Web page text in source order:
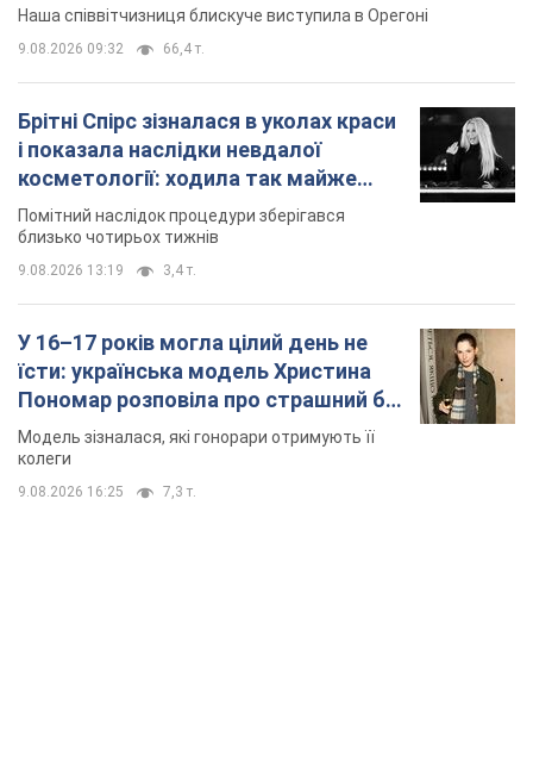
Наша співвітчизниця блискуче виступила в Орегоні
9.08.2026 09:32 66,4 т.
Брітні Спірс зізналася в уколах краси
і показала наслідки невдалої
косметології: ходила так майже
місяць
Помітний наслідок процедури зберігався
близько чотирьох тижнів
9.08.2026 13:19 3,4 т.
У 16–17 років могла цілий день не
їсти: українська модель Христина
Пономар розповіла про страшний бік
модельної кар’єри
Модель зізналася, які гонорари отримують її
колеги
9.08.2026 16:25 7,3 т.